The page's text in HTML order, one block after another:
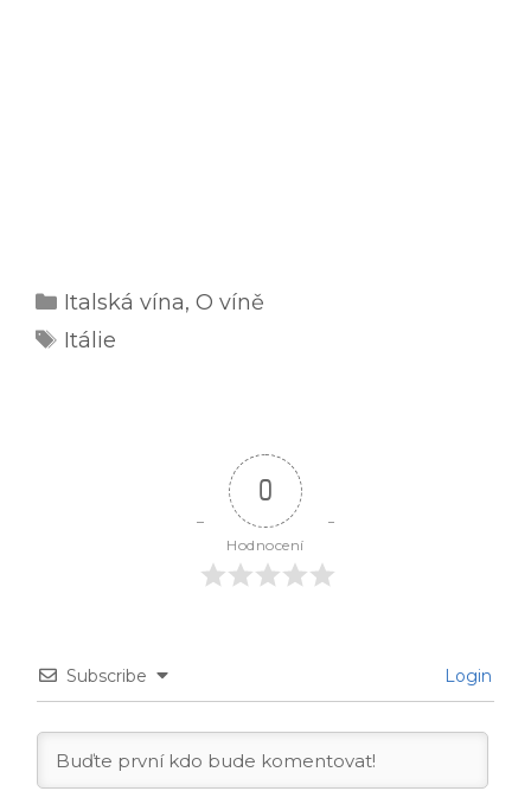
Rubriky
Italská vína, O víně
Štítky
Itálie
0
Hodnocení
Subscribe Login